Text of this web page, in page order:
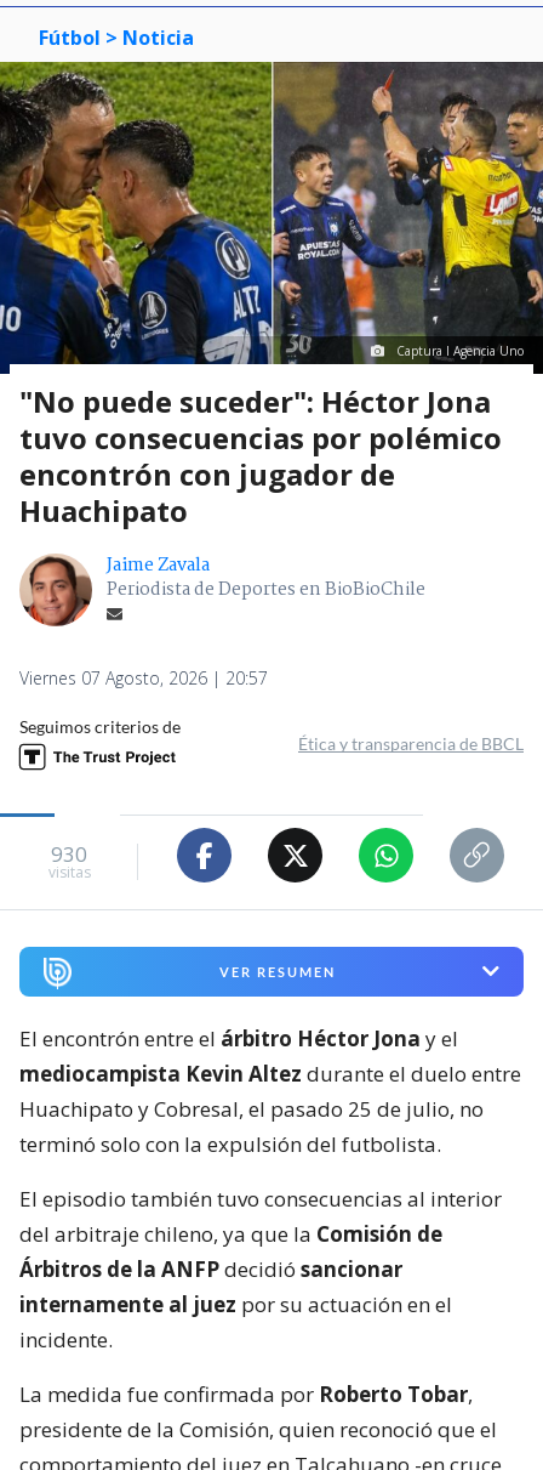
Fútbol > Noticia
Captura I Agencia Uno
"No puede suceder": Héctor Jona
tuvo consecuencias por polémico
encontrón con jugador de
Huachipato
Jaime Zavala
Periodista de Deportes en BioBioChile
Viernes 07 Agosto, 2026 | 20:57
Seguimos criterios de
Ética y transparencia de BBCL
930
visitas
VER RESUMEN
El encontrón entre el árbitro Héctor Jona y el
mediocampista Kevin Altez durante el duelo entre
Huachipato y Cobresal, el pasado 25 de julio, no
terminó solo con la expulsión del futbolista.
El episodio también tuvo consecuencias al interior
del arbitraje chileno, ya que la Comisión de
Árbitros de la ANFPdecidió sancionar
internamente al juez por su actuación en el
incidente.
La medida fue confirmada por Roberto Tobar,
presidente de la Comisión, quien reconoció que el
comportamiento del juez en Talcahuano -en cruce